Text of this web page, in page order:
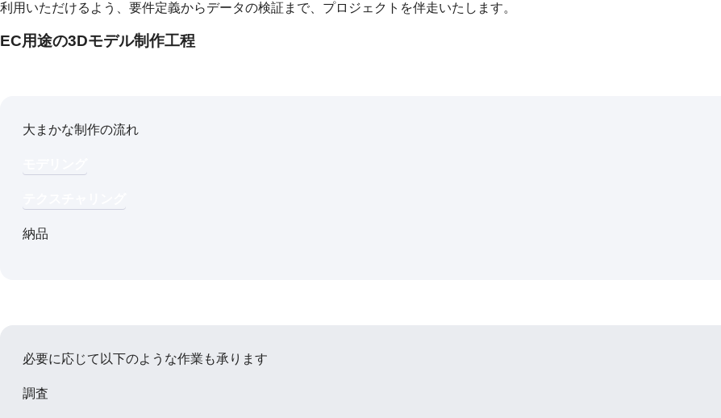
利用いただけるよう、要件定義からデータの検証まで、プロジェクトを伴走いたします。
EC用途の3Dモデル制作工程
大まかな制作の流れ
納品
必要に応じて以下のような作業も承ります
調査